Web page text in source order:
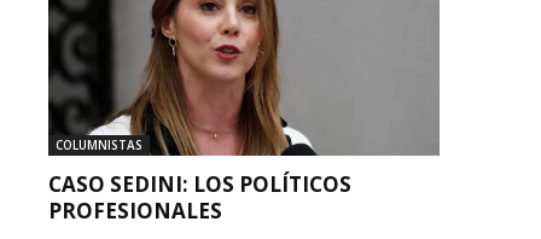
COLUMNISTAS
CASO SEDINI: LOS POLÍTICOS
PROFESIONALES